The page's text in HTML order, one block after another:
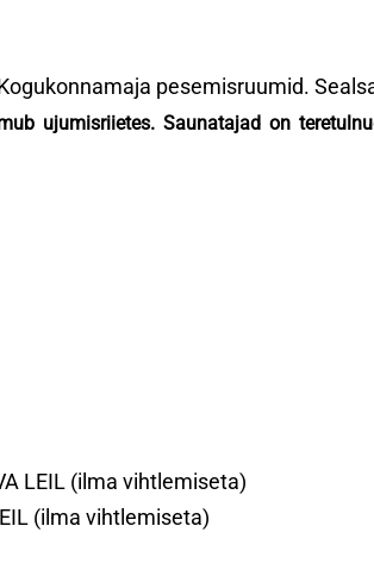
pesemisruumid.
ujumisriietes. Saunatajad on
LEIL (ilma vihtlemiseta)
(ilma vihtlemiseta)